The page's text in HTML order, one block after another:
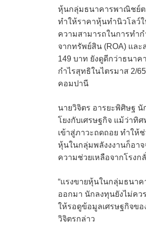
หุ้นกลุ่มธนาคารพาณิชย์ตก
ทำให้ราคาหุ้นทำนิวโลว์
ความสามารถในการทำ
จากทรัพย์สิน (ROA) และ
149 บาท ยังดูดีกว่าธนาค
กำไรสุทธิในไตรมาส 2/
คอมปานี
นายวิจิตร อารยะพิศิษฐ
โยงกับเศรษฐกิจ แม้ว่าทิ
เข้าสู่ภาวะถดถอย ทำให้
หุ้นในกลุ่มพลังงงานก็อา
ความช่วยเหลือจากโรงก
“แรงขายหุ้นในกลุ่มธนา
ออกมา นักลงทุนยังไม่คว
ให้รอดูข้อมูลเศรษฐกิจข
วิจิตรกล่าว